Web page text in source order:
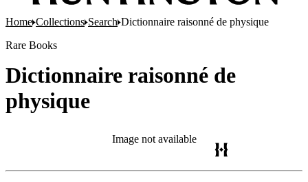
Home Collections Search Dictionnaire raisonné de physique
Rare Books
Dictionnaire raisonné de
physique
Image not available